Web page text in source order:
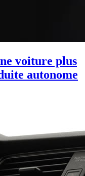
voiture plus
autonome